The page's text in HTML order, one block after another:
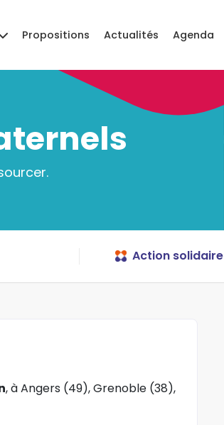
Propositions Actualités Agenda
Action solidaire
, à Angers (49), Grenoble (38),